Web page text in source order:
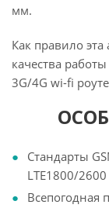
мм.
Как правило
качества
3G/4G wi-fi
Стандарты
LTE1800/2600
Всепогодная